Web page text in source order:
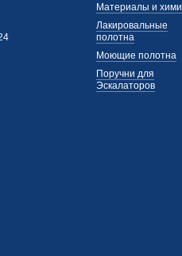
Материалы и
Лакировальные
полотна
Моющие полотна
Поручни для
Эскалаторов